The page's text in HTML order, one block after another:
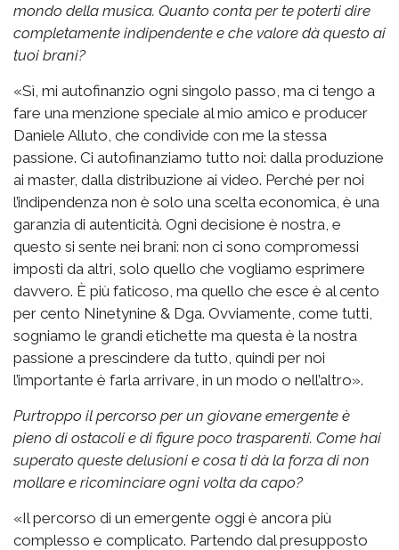
mondo della musica. Quanto conta per te poterti dire
completamente indipendente e che valore dà questo ai
tuoi brani?
«Sì, mi autofinanzio ogni singolo passo, ma ci tengo a
fare una menzione speciale al mio amico e producer
Daniele Alluto, che condivide con me la stessa
passione. Ci autofinanziamo tutto noi: dalla produzione
ai master, dalla distribuzione ai video. Perché per noi
l’indipendenza non è solo una scelta economica, è una
garanzia di autenticità. Ogni decisione è nostra, e
questo si sente nei brani: non ci sono compromessi
imposti da altri, solo quello che vogliamo esprimere
davvero. È più faticoso, ma quello che esce è al cento
per cento Ninetynine & Dga. Ovviamente, come tutti,
sogniamo le grandi etichette ma questa è la nostra
passione a prescindere da tutto, quindi per noi
l’importante è farla arrivare, in un modo o nell’altro».
Purtroppo il percorso per un giovane emergente è
pieno di ostacoli e di figure poco trasparenti. Come hai
superato queste delusioni e cosa ti dà la forza di non
mollare e ricominciare ogni volta da capo?
«Il percorso di un emergente oggi è ancora più
complesso e complicato. Partendo dal presupposto